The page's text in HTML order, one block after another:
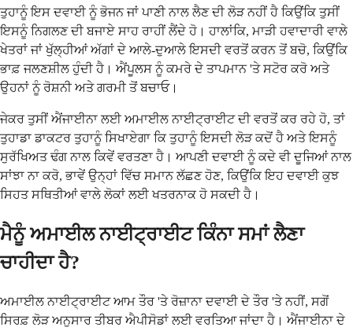
ਤੁਹਾਨੂੰ ਇਸ ਦਵਾਈ ਨੂੰ ਭੋਜਨ ਜਾਂ ਪਾਣੀ ਨਾਲ ਲੈਣ ਦੀ ਲੋੜ ਨਹੀਂ ਹੈ ਕਿਉਂਕਿ ਤੁਸੀਂ
ਇਸਨੂੰ ਨਿਗਲਣ ਦੀ ਬਜਾਏ ਸਾਹ ਰਾਹੀਂ ਲੈਂਦੇ ਹੋ। ਹਾਲਾਂਕਿ, ਮਾੜੀ ਹਵਾਦਾਰੀ ਵਾਲੇ
ਖੇਤਰਾਂ ਜਾਂ ਖੁੱਲ੍ਹੀਆਂ ਅੱਗਾਂ ਦੇ ਆਲੇ-ਦੁਆਲੇ ਇਸਦੀ ਵਰਤੋਂ ਕਰਨ ਤੋਂ ਬਚੋ, ਕਿਉਂਕਿ
ਭਾਫ਼ ਜਲਣਸ਼ੀਲ ਹੁੰਦੀ ਹੈ। ਐਂਪੂਲਸ ਨੂੰ ਕਮਰੇ ਦੇ ਤਾਪਮਾਨ 'ਤੇ ਸਟੋਰ ਕਰੋ ਅਤੇ
ਉਹਨਾਂ ਨੂੰ ਰੋਸ਼ਨੀ ਅਤੇ ਗਰਮੀ ਤੋਂ ਬਚਾਓ।
ਜੇਕਰ ਤੁਸੀਂ ਐਂਜਾਈਨਾ ਲਈ ਅਮਾਈਲ ਨਾਈਟ੍ਰਾਈਟ ਦੀ ਵਰਤੋਂ ਕਰ ਰਹੇ ਹੋ, ਤਾਂ
ਤੁਹਾਡਾ ਡਾਕਟਰ ਤੁਹਾਨੂੰ ਸਿਖਾਏਗਾ ਕਿ ਤੁਹਾਨੂੰ ਇਸਦੀ ਲੋੜ ਕਦੋਂ ਹੈ ਅਤੇ ਇਸਨੂੰ
ਸੁਰੱਖਿਅਤ ਢੰਗ ਨਾਲ ਕਿਵੇਂ ਵਰਤਣਾ ਹੈ। ਆਪਣੀ ਦਵਾਈ ਨੂੰ ਕਦੇ ਵੀ ਦੂਜਿਆਂ ਨਾਲ
ਸਾਂਝਾ ਨਾ ਕਰੋ, ਭਾਵੇਂ ਉਨ੍ਹਾਂ ਵਿੱਚ ਸਮਾਨ ਲੱਛਣ ਹੋਣ, ਕਿਉਂਕਿ ਇਹ ਦਵਾਈ ਕੁਝ
ਸਿਹਤ ਸਥਿਤੀਆਂ ਵਾਲੇ ਲੋਕਾਂ ਲਈ ਖਤਰਨਾਕ ਹੋ ਸਕਦੀ ਹੈ।
ਮੈਨੂੰ ਅਮਾਈਲ ਨਾਈਟ੍ਰਾਈਟ ਕਿੰਨਾ ਸਮਾਂ ਲੈਣਾ
ਚਾਹੀਦਾ ਹੈ?
ਅਮਾਈਲ ਨਾਈਟ੍ਰਾਈਟ ਆਮ ਤੌਰ 'ਤੇ ਰੋਜ਼ਾਨਾ ਦਵਾਈ ਦੇ ਤੌਰ 'ਤੇ ਨਹੀਂ, ਸਗੋਂ
ਸਿਰਫ਼ ਲੋੜ ਅਨੁਸਾਰ ਤੀਬਰ ਐਪੀਸੋਡਾਂ ਲਈ ਵਰਤਿਆ ਜਾਂਦਾ ਹੈ। ਐਂਜਾਈਨਾ ਦੇ